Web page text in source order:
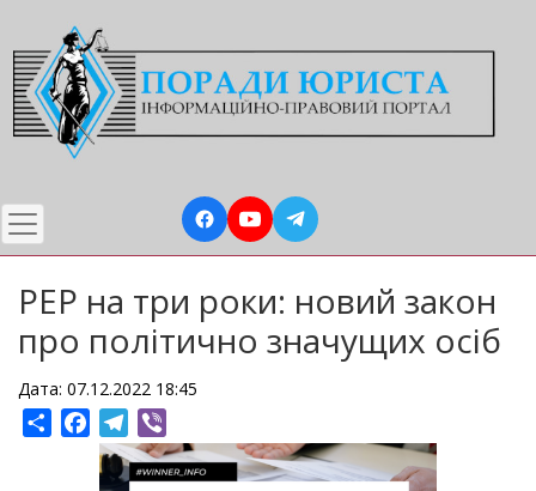
до
основного
вмісту
PEP на три роки: новий закон
про політично значущих осіб
Дата: 07.12.2022 18:45
ShareFacebookTelegram